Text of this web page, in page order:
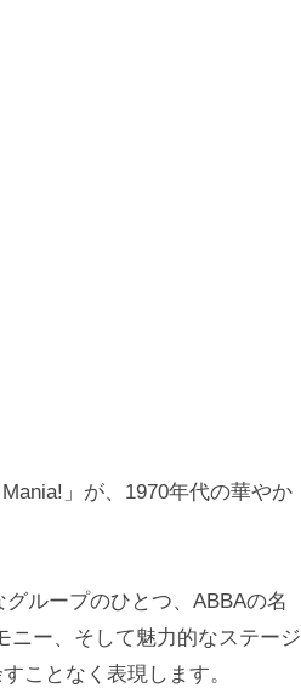
」が、1970年代の華やか
ループのひとつ、ABBAの名
ニー、そして魅力的なステージ
ことなく表現します。